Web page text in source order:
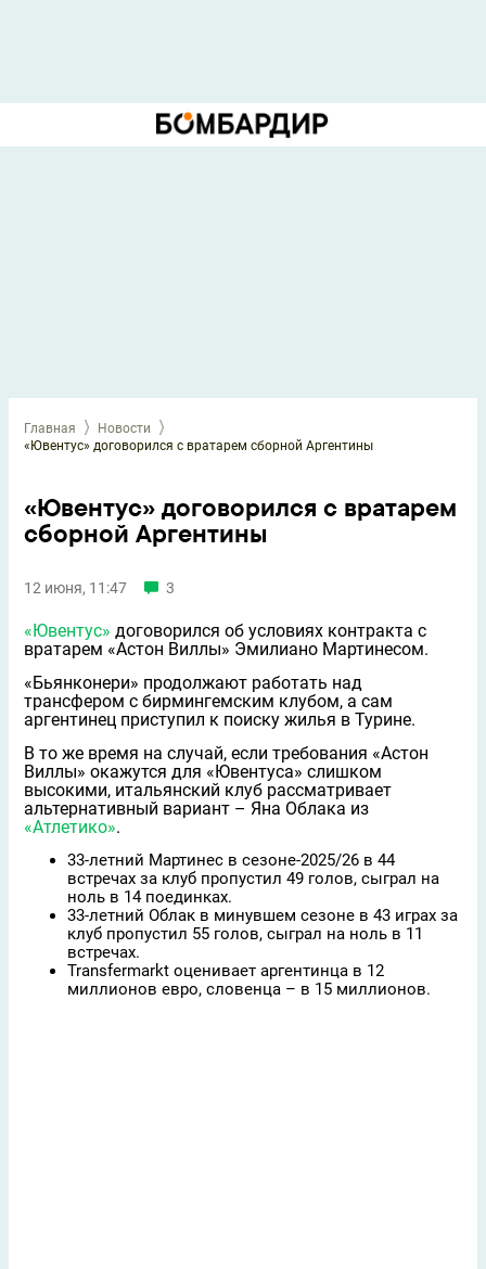
Главная
Новости
«Ювентус» договорился с вратарем сборной Аргентины
«Ювентус» договорился с вратарем
сборной Аргентины
12 июня, 11:47 3
«Ювентус» договорился об условиях контракта с
вратарем «Астон Виллы» Эмилиано Мартинесом.
«Бьянконери» продолжают работать над
трансфером с бирмингемским клубом, а сам
аргентинец приступил к поиску жилья в Турине.
В то же время на случай, если требования «Астон
Виллы» окажутся для «Ювентуса» слишком
высокими, итальянский клуб рассматривает
альтернативный вариант – Яна Облака из
«Атлетико».
33-летний Мартинес в сезоне-2025/26 в 44
встречах за клуб пропустил 49 голов, сыграл на
ноль в 14 поединках.
33-летний Облак в минувшем сезоне в 43 играх за
клуб пропустил 55 голов, сыграл на ноль в 11
встречах.
Transfermarkt оценивает аргентинца в 12
миллионов евро, словенца – в 15 миллионов.